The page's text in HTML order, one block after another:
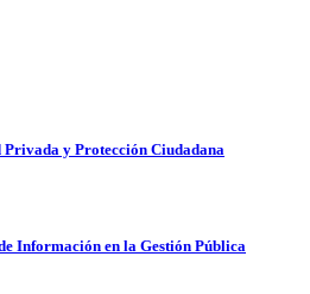
Privada y Protección Ciudadana
Información en la Gestión Pública